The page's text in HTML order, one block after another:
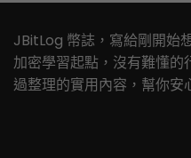
JBitLog 幣誌，寫給剛開始
加密學習起點，沒有難懂
過整理的實用內容，幫你安